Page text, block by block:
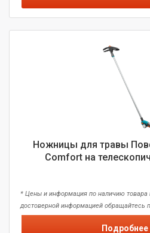
Ножницы для травы
Comfort на
* Цены и информация по наличию товара
достоверной информацией обращайтесь
Подробнее